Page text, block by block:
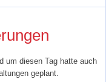
um diesen Tag hatte auch
geplant.